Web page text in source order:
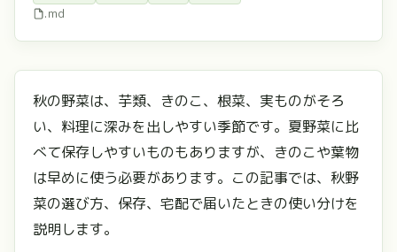
.md
秋の野菜は、芋類、きのこ、根菜、実ものがそろ
い、料理に深みを出しやすい季節です。夏野菜に比
べて保存しやすいものもありますが、きのこや葉物
は早めに使う必要があります。この記事では、秋野
菜の選び方、保存、宅配で届いたときの使い分けを
説明します。